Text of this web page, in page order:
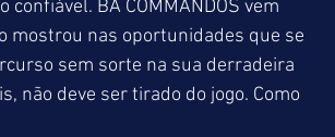
BA COMMANDOS vem
mostrou nas oportunidades que se
sem sorte na sua derradeira
não deve ser tirado do jogo. Como